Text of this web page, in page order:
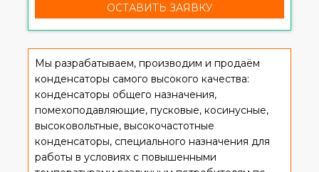
ОСТАВИТЬ ЗАЯВКУ
Мы разрабатываем, производим и продаём
конденсаторы самого высокого качества:
конденсаторы общего назначения,
помехоподавляющие, пусковые, косинусные,
высоковольтные, высокочастотные
конденсаторы, специального назначения для
работы в условиях с повышенными